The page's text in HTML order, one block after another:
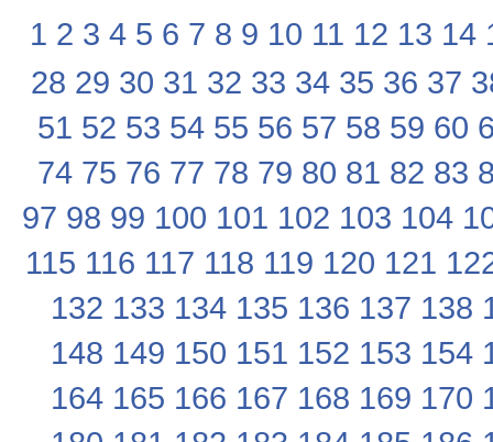
1 2 3 4 5 6 7 8 9 10 11 12 13 14
28 29 30 31 32 33 34 35 36 37
51 52 53 54 55 56 57 58 59 60
74 75 76 77 78 79 80 81 82 83
97 98 99 100 101 102 103 104
115 116 117 118 119 120 121
132 133 134 135 136 137 138
148 149 150 151 152 153 154
164 165 166 167 168 169 170